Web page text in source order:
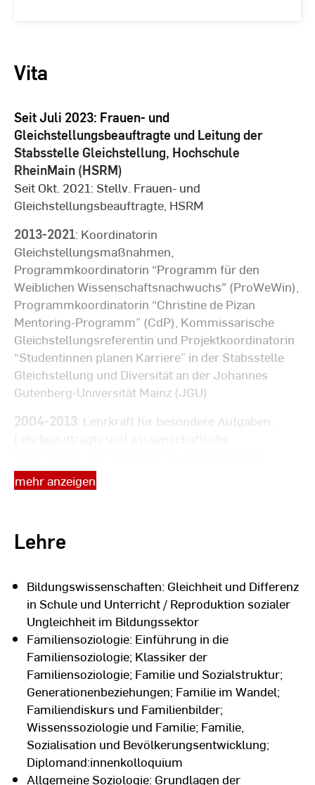
Vita
Seit Juli 2023: Frauen- und
Gleichstellungsbeauftragte und Leitung der
Stabsstelle Gleichstellung, Hochschule
RheinMain (HSRM)
Seit Okt. 2021: Stellv. Frauen- und
Gleichstellungsbeauftragte, HSRM
2013-2021: Koordinatorin
Gleichstellungsmaßnahmen,
Programmkoordinatorin “Programm für den
Weiblichen Wissenschaftsnachwuchs" (ProWeWin),
Programmkoordinatorin “Christine de Pizan
Mentoring-Programm” (CdP), Kommissarische
Gleichstellungsreferentin und Projektkoordinatorin
“Studentinnen planen Karriere” in der Stabsstelle
Gleichstellung und Diversität an der Johannes
Gutenberg-Universität Mainz (JGU)
2004-2013: Lehrkraft für besondere Aufgaben,
Bereichen
Bildungssoziologie/Bildungswissenschaften und
Universität zu Berlin (HU) und der Technischen
2004:Abschluss des Magisterstudiums in
Soziologie (HF), Philosophie (NF) und
Politikwissenschaften (NF) mit einer
Abschlussarbeit zum Thema “Wer schreibt das
Skript? Lebensformen zwischen struktureller
Bedingtheit und individueller Gestaltung.
Sozialhistorische Betrachtungen und empirische
Analysen”
1984-1992: Berufsausbildung und Berufstätigkeit
als Maler- und Lackiererin und in der
Lagerverwaltung
mehr anzeigen
Lehre
Bildungswissenschaften: Gleichheit und Differenz
in Schule und Unterricht / Reproduktion sozialer
Ungleichheit im Bildungssektor
Familiensoziologie: Einführung in die
Familiensoziologie; Klassiker der
Familiensoziologie; Familie und Sozialstruktur;
Generationenbeziehungen; Familie im Wandel;
Familiendiskurs und Familienbilder;
Wissenssoziologie und Familie; Familie,
Sozialisation und Bevölkerungsentwicklung;
Diplomand:innenkolloquium
Allgemeine Soziologie: Grundlagen der